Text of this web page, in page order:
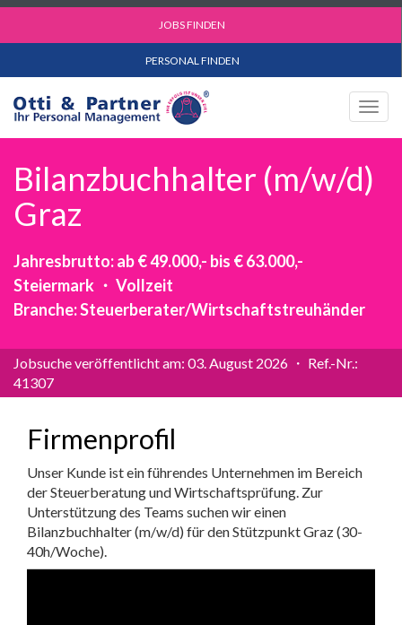
JOBS FINDEN
PERSONAL FINDEN
Bilanzbuchhalter (m/w/d)
Graz
Jahresbrutto: ab € 49.000,- bis € 63.000,-
Steiermark ・ Vollzeit
Branche: Steuerberater/Wirtschaftstreuhänder
Jobsuche veröffentlicht am: 03. August 2026 ・ Ref.-Nr.:
41307
Firmenprofil
Unser Kunde ist ein führendes Unternehmen im Bereich
der Steuerberatung und Wirtschaftsprüfung. Zur
Unterstützung des Teams suchen wir einen
Bilanzbuchhalter (m/w/d) für den Stützpunkt Graz (30-
40h/Woche).